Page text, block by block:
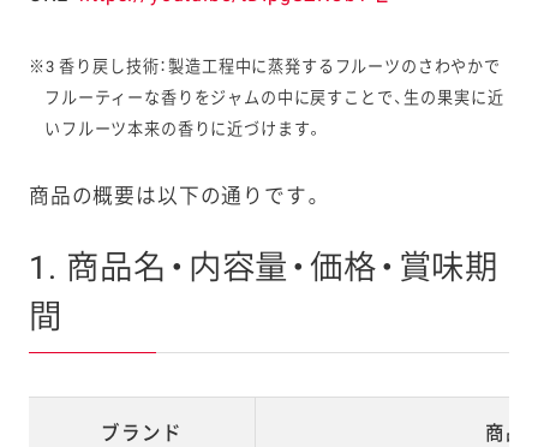
※3 香り戻し技術：製造工程中に蒸発するフルーツのさわやかで
フルーティーな香りをジャムの中に戻すことで、生の果実に近
いフルーツ本来の香りに近づけます。
商品の概要は以下の通りです。
1. 商品名・内容量・価格・賞味期
間
ブランド 商品